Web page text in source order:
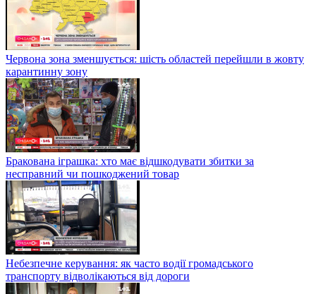
Червона зона зменшується: шість областей перейшли в жовту
карантинну зону
Бракована іграшка: хто має відшкодувати збитки за
несправний чи пошкоджений товар
Небезпечне керування: як часто водії громадського
транспорту відволікаються від дороги